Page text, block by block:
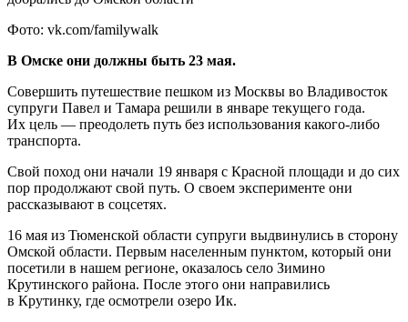
Фото: vk.com/familywalk
В Омске они должны быть 23 мая.
Совершить путешествие пешком из Москвы во Владивосток
супруги Павел и Тамара решили в январе текущего года.
Их цель — преодолеть путь без использования какого-либо
транспорта.
Свой поход они начали 19 января с Красной площади и до сих
пор продолжают свой путь. О своем эксперименте они
рассказывают в соцсетях.
16 мая из Тюменской области супруги выдвинулись в сторону
Омской области. Первым населенным пунктом, который они
посетили в нашем регионе, оказалось село Зимино
Крутинского района. После этого они направились
в Крутинку, где осмотрели озеро Ик.